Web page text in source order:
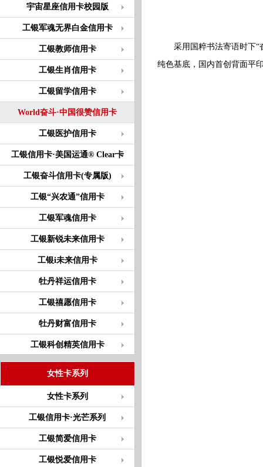
宇宙星座信用卡校园版
工银军魂无界白金信用卡
工银教师信用卡
工银生肖信用卡
工银留学信用卡
World奋斗·中国很赞信用卡
工银医护信用卡
工银信用卡·美国运通® Clear卡
工银奋斗信用卡(专属版)
工银“兴农通”信用卡
工银军魂信用卡
工银新锐未来信用卡
工银i未来信用卡
牡丹祥运信用卡
工银禧愿信用卡
牡丹财富信用卡
工银科创精英信用卡
女性卡系列
女性卡系列
工银信用卡·光芒系列
工银简爱信用卡
工银悦爱信用卡
采用国粹书法寄语时下“奋
纯色基底，国内首创背面平